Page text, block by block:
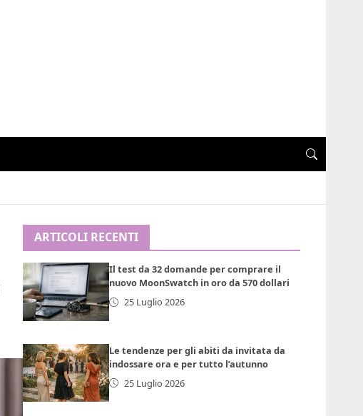
ARTICOLI RECENTI
Il test da 32 domande per comprare il
nuovo MoonSwatch in oro da 570 dollari
25 Luglio 2026
Le tendenze per gli abiti da invitata da
indossare ora e per tutto l’autunno
25 Luglio 2026